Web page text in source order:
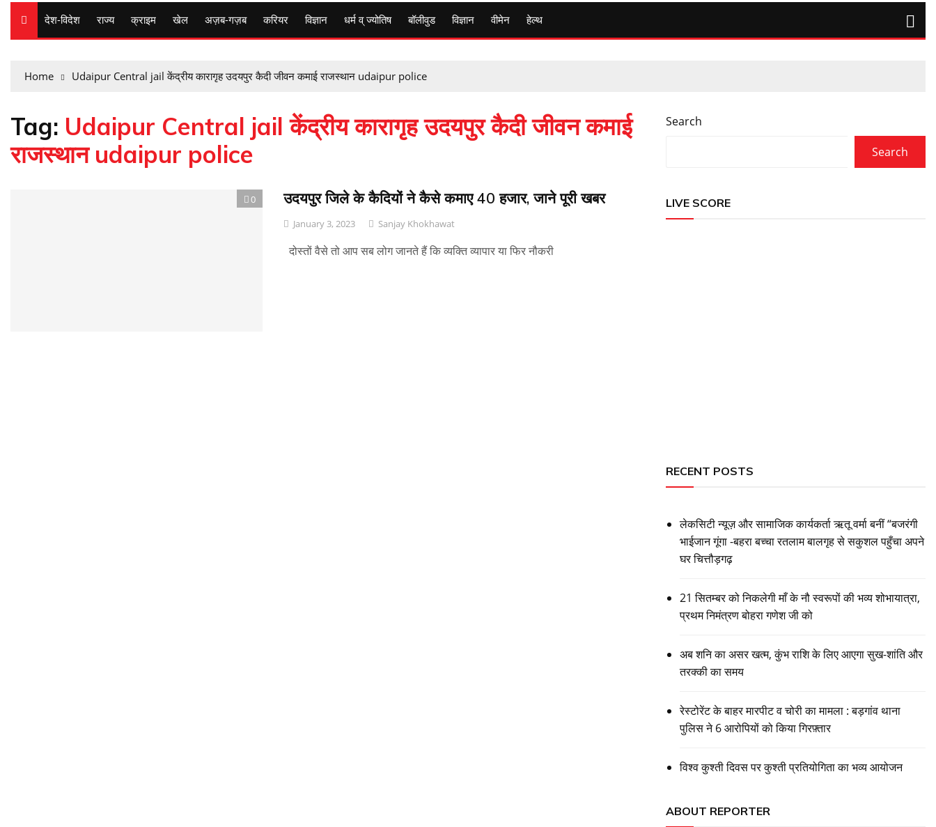
देश-विदेश राज्य क्राइम खेल अज़ब-गज़ब करियर विज्ञान धर्म व् ज्योतिष बॉलीवुड विज्ञान वीमेन हेल्थ
Home Udaipur Central jail केंद्रीय कारागृह उदयपुर कैदी जीवन कमाई राजस्थान udaipur police
Tag: Udaipur Central jail केंद्रीय कारागृह उदयपुर कैदी जीवन कमाई
राजस्थान udaipur police
0 उदयपुर जिले के कैदियों ने कैसे कमाए ₹40 हजार, जाने पूरी खबर
January 3, 2023 Sanjay Khokhawat
दोस्तों वैसे तो आप सब लोग जानते हैं कि व्यक्ति व्यापार या फिर नौकरी
Search
Search
LIVE SCORE
RECENT POSTS
लेकसिटी न्यूज़ और सामाजिक कार्यकर्ता ऋतू वर्मा बनीं “बजरंगी
भाईजान गूंगा -बहरा बच्चा रतलाम बालगृह से सकुशल पहुँचा अपने
घर चित्तौड़गढ़
21 सितम्बर को निकलेगी माँ के नौ स्वरूपों की भव्य शोभायात्रा,
प्रथम निमंत्रण बोहरा गणेश जी को
अब शनि का असर खत्म, कुंभ राशि के लिए आएगा सुख-शांति और
तरक्की का समय
रेस्टोरेंट के बाहर मारपीट व चोरी का मामला : बड़गांव थाना
पुलिस ने 6 आरोपियों को किया गिरफ़्तार
विश्व कुश्ती दिवस पर कुश्ती प्रतियोगिता का भव्य आयोजन
ABOUT REPORTER